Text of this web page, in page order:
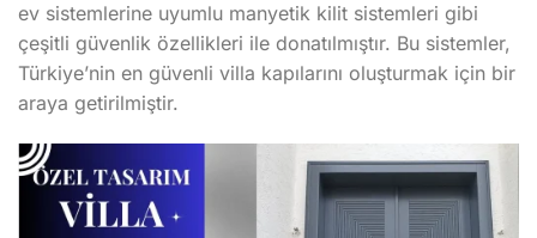
ev sistemlerine uyumlu manyetik kilit sistemleri gibi
çeşitli güvenlik özellikleri ile donatılmıştır. Bu sistemler,
Türkiye’nin en güvenli villa kapılarını oluşturmak için bir
araya getirilmiştir.